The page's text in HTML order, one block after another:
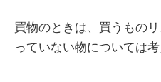
買物のときは、買うもの
っていない物については